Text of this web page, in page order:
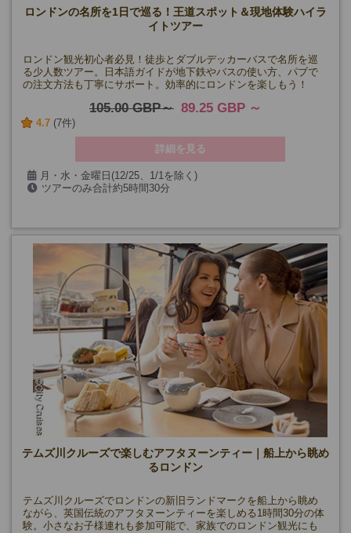
ロンドンの名所を1日で巡る！王道スポット＆現地体験ハイラ
イトツアー
ロンドン観光初心者必見！徒歩とダブルデッカーバスで名所を巡
る少人数ツアー。日本語ガイドが地下鉄やバスの使い方、パブで
の注文方法も丁寧にサポート。効率的にロンドンを楽しもう！
105.00 GBP 89.25 GBP
4.7 (7件)
詳細を見る
月・水・金曜日(12/25、1/1を除く)
ツアーのみ合計約5時間30分
テムズ川クルーズで楽しむアフタヌーンティー｜船上から眺め
るロンドン
テムズ川クルーズでロンドンの新旧ランドマークを船上から眺め
ながら、英国伝統のアフタヌーンティーを楽しめる1時間30分の体
験。小さなお子様連れも参加可能で、家族でのロンドン観光にも